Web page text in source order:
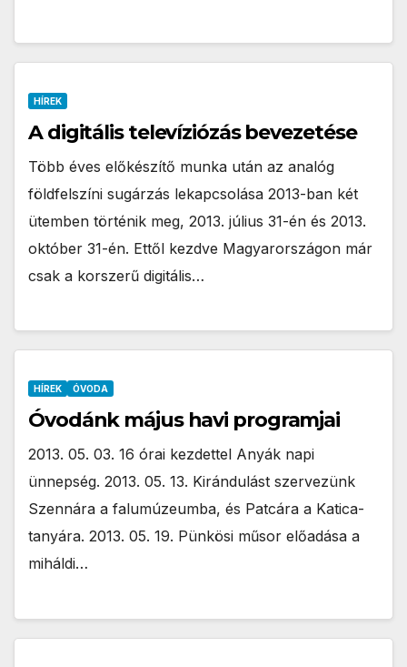
HÍREK
A digitális televíziózás bevezetése
Több éves előkészítő munka után az analóg
földfelszíni sugárzás lekapcsolása 2013-ban két
ütemben történik meg, 2013. július 31-én és 2013.
október 31-én. Ettől kezdve Magyarországon már
csak a korszerű digitális…
HÍREK ÓVODA
Óvodánk május havi programjai
2013. 05. 03. 16 órai kezdettel Anyák napi
ünnepség. 2013. 05. 13. Kirándulást szervezünk
Szennára a falumúzeumba, és Patcára a Katica-
tanyára. 2013. 05. 19. Pünkösi műsor előadása a
miháldi…